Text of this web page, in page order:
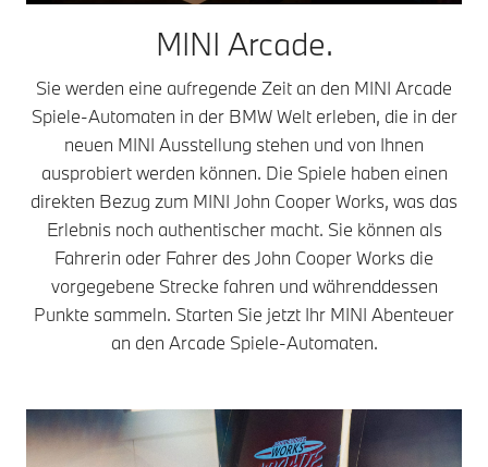
MINI Arcade.
Sie werden eine aufregende Zeit an den MINI Arcade
Spiele-Automaten in der BMW Welt erleben, die in der
neuen MINI Ausstellung stehen und von Ihnen
ausprobiert werden können. Die Spiele haben einen
direkten Bezug zum MINI John Cooper Works, was das
Erlebnis noch authentischer macht. Sie können als
Fahrerin oder Fahrer des John Cooper Works die
vorgegebene Strecke fahren und währenddessen
Punkte sammeln. Starten Sie jetzt Ihr MINI Abenteuer
an den Arcade Spiele-Automaten.